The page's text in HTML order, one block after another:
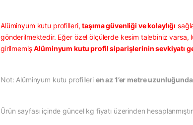
Alüminyum kutu profilleri,taşıma güvenliği ve kolaylığı
gönderilmektedir. Eğer özel ölçülerde kesim talebiniz varsa,
girilmemişAlüminyum kutu profil siparişlerinin sevkiyatı
Not: Alüminyum kutu profilleri en az 1’er metre uzunluğunda
Ürün sayfası içinde güncel kg fiyatı üzerinden hesaplanmıştır